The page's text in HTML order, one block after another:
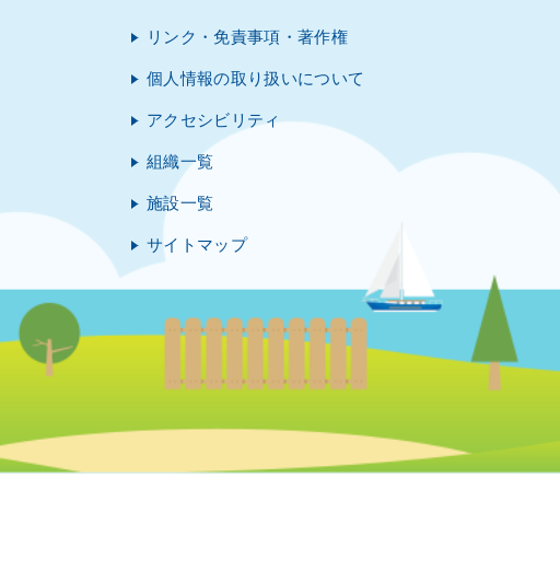
リンク・免責事項・著作権
個人情報の取り扱いについて
アクセシビリティ
組織一覧
施設一覧
サイトマップ